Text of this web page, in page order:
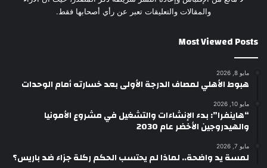
والمقالات والتعليقات تعبر عن رأي أصحابها فقط.
Most Viewed Posts
مايو 8, 2026
هبوط الأهلي لمصاف الدرجة الأولى بعد خسارته أمام الوحدات
مايو 10, 2026
“هاينفرا”: بدء الإنشاءات والتشغيل في مشروع الأمونيا
والهيدروجين الأخضر عام 2030
مايو 7, 2026
لمسة يد واضحة.. لماذا لم يحتسب الحكم ركلة جزاء ضد باريس؟